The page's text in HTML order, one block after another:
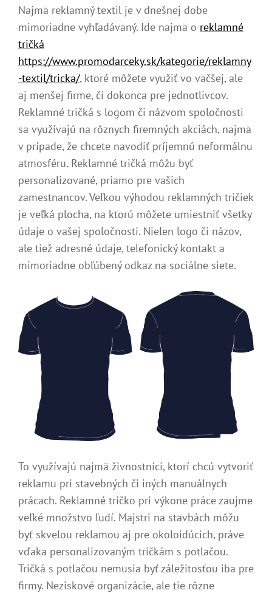
Najmä reklamný textil je v dnešnej dobe
mimoriadne vyhľadávaný. Ide najmä o reklamné
tričká
https://www.promodarceky.sk/kategorie/reklamny
-textil/tricka/, ktoré môžete využiť vo väčšej, ale
aj menšej firme, či dokonca pre jednotlivcov.
Reklamné tričká s logom či názvom spoločnosti
sa využívajú na rôznych firemných akciách, najmä
v prípade, že chcete navodiť príjemnú neformálnu
atmosféru. Reklamné tričká môžu byť
personalizované, priamo pre vašich
zamestnancov. Veľkou výhodou reklamných tričiek
je veľká plocha, na ktorú môžete umiestniť všetky
údaje o vašej spoločnosti. Nielen logo či názov,
ale tiež adresné údaje, telefonický kontakt a
mimoriadne obľúbený odkaz na sociálne siete.
To využívajú najmä živnostníci, ktorí chcú vytvoriť
reklamu pri stavebných či iných manuálnych
prácach. Reklamné tričko pri výkone práce zaujme
veľké množstvo ľudí. Majstri na stavbách môžu
byť skvelou reklamou aj pre okoloidúcich, práve
vďaka personalizovaným tričkám s potlačou.
Tričká s potlačou nemusia byť záležitosťou iba pre
firmy. Neziskové organizácie, ale tie rôzne